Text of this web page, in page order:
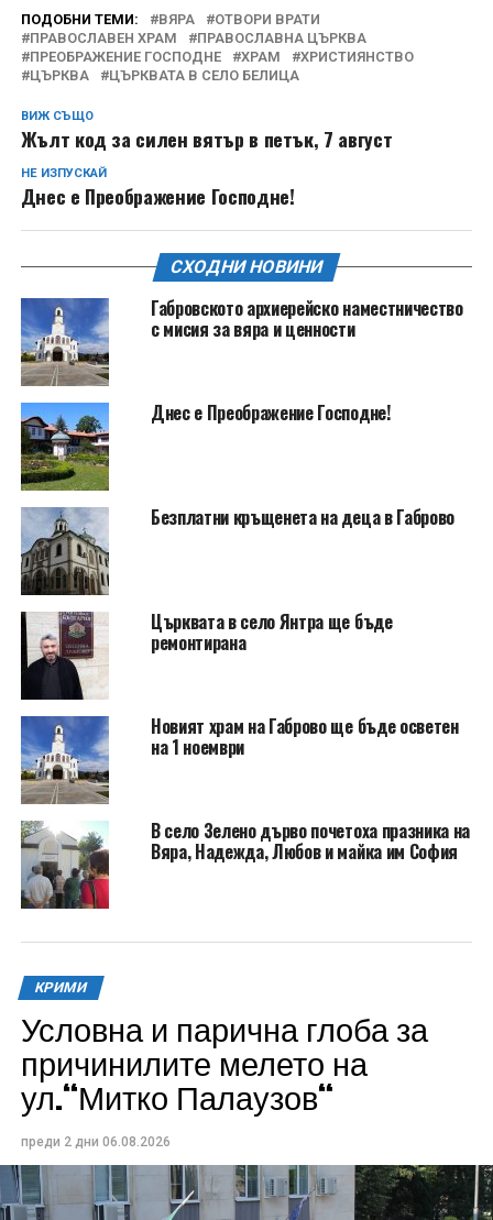
ПОДОБНИ ТЕМИ: ВЯРА
ОТВОРИ ВРАТИ
ПРАВОСЛАВЕН ХРАМ
ПРАВОСЛАВНА ЦЪРКВА
ПРЕОБРАЖЕНИЕ ГОСПОДНЕ
ХРАМ
ХРИСТИЯНСТВО
ЦЪРКВА
ЦЪРКВАТА В СЕЛО БЕЛИЦА
ВИЖ СЪЩО
Жълт код за силен вятър в петък, 7 август
НЕ ИЗПУСКАЙ
Днес е Преображение Господне!
СХОДНИ НОВИНИ
Габровското архиерейско наместничество
с мисия за вяра и ценности
Днес е Преображение Господне!
Безплатни кръщенета на деца в Габрово
Църквата в село Янтра ще бъде
ремонтирана
Новият храм на Габрово ще бъде осветен
на 1 ноември
В село Зелено дърво почетоха празника на
Вяра, Надежда, Любов и майка им София
КРИМИ
Условна и парична глоба за
причинилите мелето на
ул.“Митко Палаузов“
преди 2 дни 06.08.2026